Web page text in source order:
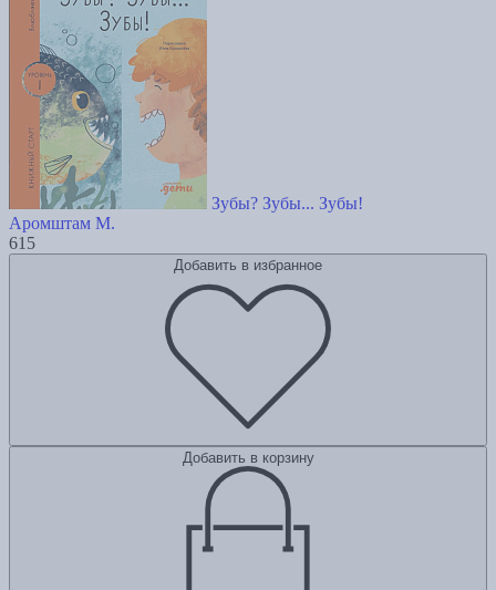
Зубы? Зубы... Зубы!
Аромштам М.
615
Добавить в избранное
Добавить в корзину